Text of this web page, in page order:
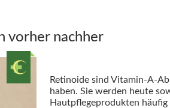
vorher nachher
Retinoide sind Vitamin-A-
haben. Sie werden heute
Hautpflegeprodukten häufig